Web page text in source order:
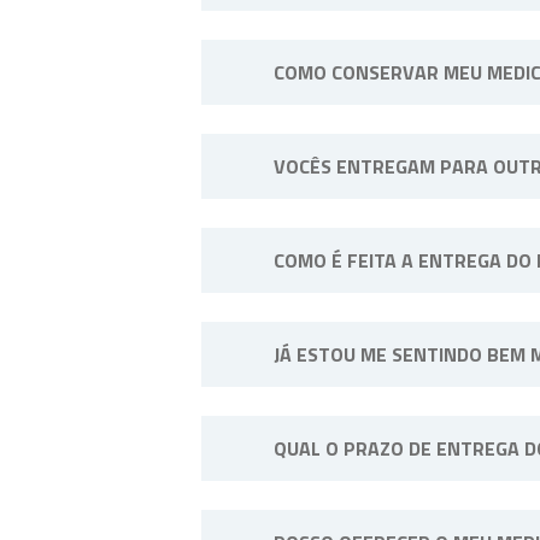
COMO CONSERVAR MEU
exemplo: “Manter sob
VOCÊS ENTREGAM PARA
COMO É FEITA A ENTREGA DO
SP, disponibilizamos entregas
JÁ ESTOU ME SENTINDO BEM
interrupção.
QUAL O PRAZO DE ENTREGA